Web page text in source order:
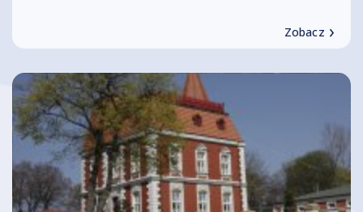
Zobacz ›